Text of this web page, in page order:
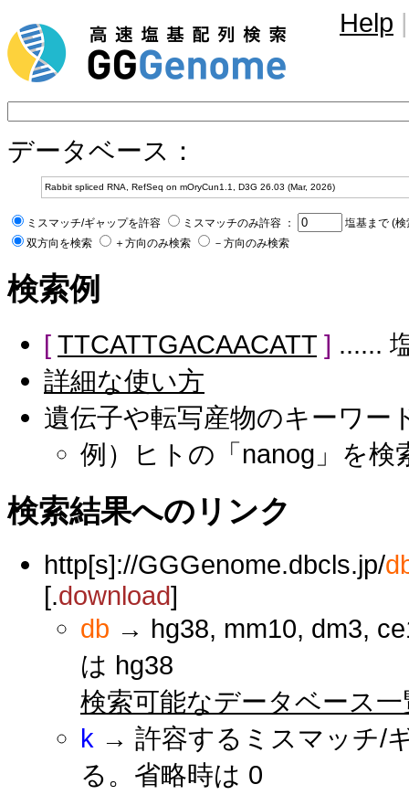
Help |
データベース：
ミスマッチ/ギャップを許容 ミスマッチのみ許容 ：
塩基まで (
双方向を検索
＋方向のみ検索 －方向のみ検索
検索例
[ TTCATTGACAACATT ] ......
詳細な使い方
遺伝子や転写産物のキーワー
例）ヒトの「nanog」を検
検索結果へのリンク
http[s]://GGGenome.dbcls.jp/
[.download]
db → hg38, mm10, dm3,
は hg38
検索可能なデータベース一
k → 許容するミスマッチ/
る。省略時は 0